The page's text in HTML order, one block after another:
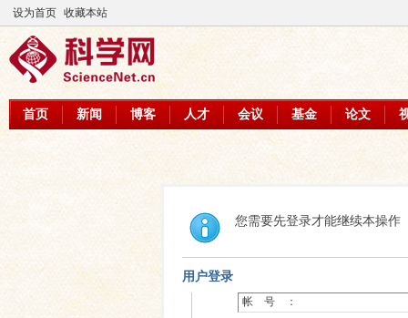
设为首页 收藏本站
首页 新闻 博客 人才 会议 基金 论文
您需要先登录才能继续本操作
用户登录
帐 号 ：